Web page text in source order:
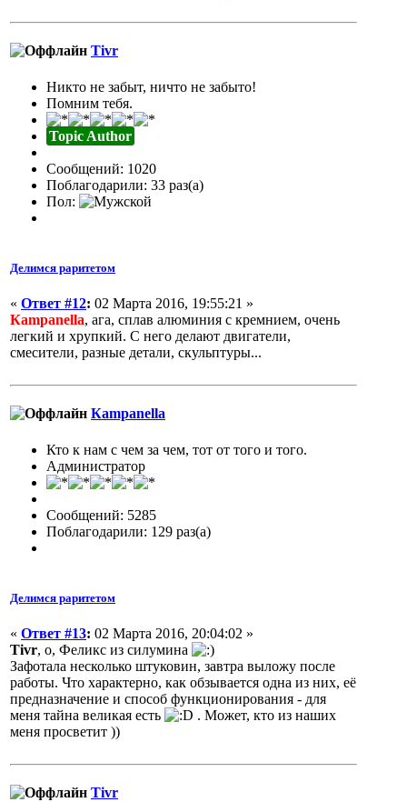
Tivr
Никто не забыт, ничто не забыто!
Помним тебя.
Topic Author
Сообщений: 1020
Поблагодарили: 33 раз(а)
Пол:
Делимся раритетом
« Ответ #12: 02 Марта 2016, 19:55:21 »
Кampanella, ага, сплав алюминия с кремнием, очень
легкий и хрупкий. С него делают двигатели,
смесители, разные детали, скульптуры...
Кampanella
Кто к нам с чем за чем, тот от того и того.
Администратор
Сообщений: 5285
Поблагодарили: 129 раз(а)
Делимся раритетом
« Ответ #13: 02 Марта 2016, 20:04:02 »
Tivr, о, Феликс из силумина
Зафотала несколько штуковин, завтра выложу после
работы. Что характерно, как обзывается одна из них, её
предназначение и способ функционирования - для
меня тайна великая есть
. Может, кто из наших
меня просветит ))
Tivr